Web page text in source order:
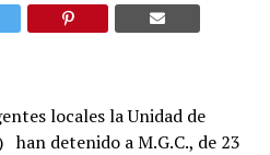
locales la Unidad de
han detenido a M.G.C., de 23